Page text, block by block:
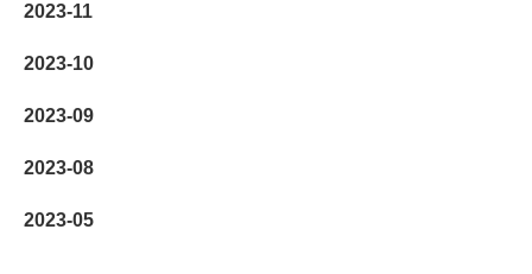
2023-11
2023-10
2023-09
2023-08
2023-05